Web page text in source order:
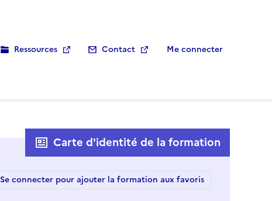
Ressources Contact Me connecter
Carte d'identité de la formation
Se connecter pour ajouter la formation aux favoris